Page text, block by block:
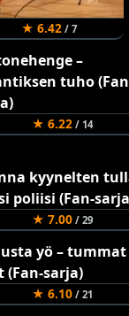
★ 6.42/ 7
★ 6.22/ 14
★ 7.00/ 29
★ 6.10/ 21